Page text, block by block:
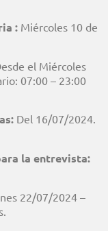
: Miércoles 10 de
el Miércoles
07:00 – 23:00
Del 16/07/2024.
la entrevista:
22/07/2024 –